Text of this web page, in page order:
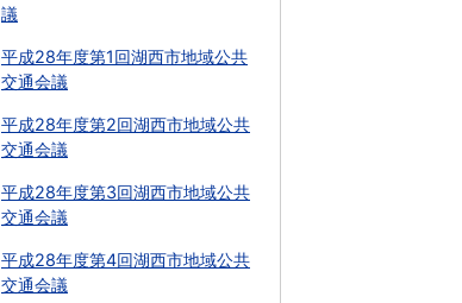
議
平成28年度第1回湖西市地域公共
交通会議
平成28年度第2回湖西市地域公共
交通会議
平成28年度第3回湖西市地域公共
交通会議
平成28年度第4回湖西市地域公共
交通会議